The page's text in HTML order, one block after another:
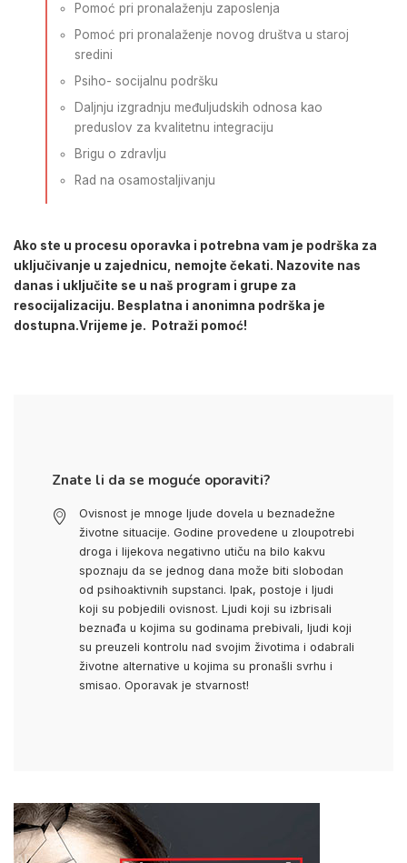
Pomoć pri pronalaženju zaposlenja
Pomoć pri pronalaženje novog društva u staroj
sredini
Psiho- socijalnu podršku
Daljnju izgradnju međuljudskih odnosa kao
preduslov za kvalitetnu integraciju
Brigu o zdravlju
Rad na osamostaljivanju
Ako ste u procesu oporavka i potrebna vam je podrška za
uključivanje u zajednicu, nemojte čekati. Nazovite nas
danas i uključite se u naš program i grupe za
resocijalizaciju. Besplatna i anonimna podrška je
dostupna.Vrijeme je. Potraži pomoć!
Znate li da se moguće oporaviti?
Ovisnost je mnoge ljude dovela u beznadežne
životne situacije. Godine provedene u zloupotrebi
droga i lijekova negativno utiču na bilo kakvu
spoznaju da se jednog dana može biti slobodan
od psihoaktivnih supstanci. Ipak, postoje i ljudi
koji su pobjedili ovisnost. Ljudi koji su izbrisali
beznađa u kojima su godinama prebivali, ljudi koji
su preuzeli kontrolu nad svojim životima i odabrali
životne alternative u kojima su pronašli svrhu i
smisao. Oporavak je stvarnost!